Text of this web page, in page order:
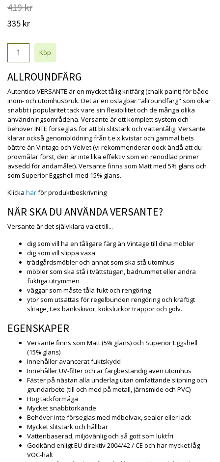
419 kr
335 kr
ALLROUNDFÄRG
Autentico VERSANTE är en mycket tålig kritfärg (chalk paint) för både
inom- och utomhusbruk. Det är en oslagbar "allroundfärg" som ökar
snabbt i popularitet tack vare sin flexibilitet och de många olika
användningsområdena. Versante är ett komplett system och
behöver INTE förseglas för att bli slitstark och vattentålig. Versante
klarar också genomblödning från t.e.x kvistar och gammal bets
bättre än Vintage och Velvet (vi rekommenderar dock ändå att du
provmålar först, den är inte lika effektiv som en renodlad primer
avsedd för ändamålet). Versante finns som Matt med 5% glans och
som Superior Eggshell med 15% glans.
Klicka härför produktbeskrivning
NÄR SKA DU ANVÄNDA VERSANTE?
Versante är det självklara valet till...
dig som vill ha en tåligare färg än Vintage till dina möbler
dig som vill slippa vaxa
trädgårdsmöbler och annat som ska stå utomhus
möbler som ska stå i tvättstugan, badrummet eller andra
fuktiga utrymmen
väggar som måste tåla fukt och rengöring
ytor som utsättas för regelbunden rengöring och kraftigt
slitage, t.ex bänkskivor, köksluckor trappor och golv.
EGENSKAPER
Versante finns som Matt (5% glans) och Superior Eggshell
(15% glans)
Innehåller avancerat fuktskydd
Innehåller UV-filter och är färgbeständig även utomhus
Fäster på nästan alla underlag utan omfattande slipning och
grundarbete (till och med på metall, järnsmide och PVC)
Hög täckförmåga
Mycket snabbtorkande
Behöver inte förseglas med möbelvax, sealer eller lack
Mycket slitstark och hållbar
Vattenbaserad, miljövänlig och så gott som luktfri
Godkänd enligt EU direktiv 2004/42 / CE och har mycket låg
VOC-halt